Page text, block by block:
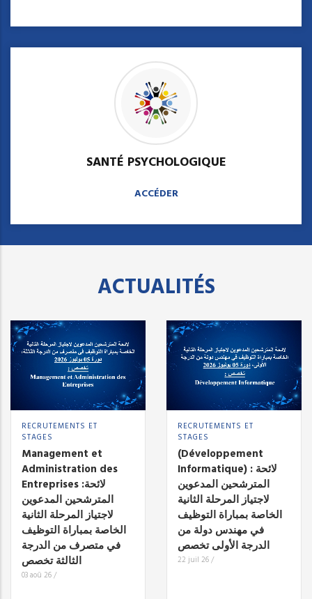
SANTÉ PSYCHOLOGIQUE
ACCÉDER
ACTUALITÉS
RECRUTEMENTS ET
STAGES
Management et
Administration des
Entreprises :لائحة
المترشحين المدعوين
لاجتياز المرحلة الثانية
الخاصة بمباراة التوظيف
في متصرف من الدرجة
الثالثة تخصص
03 aoû 26/
RECRUTEMENTS ET
STAGES
(Développement
Informatique) : لائحة
المترشحين المدعوين
لاجتياز المرحلة الثانية
الخاصة بمباراة التوظيف
في مهندس دولة من
الدرجة الأولى تخصص
22 juil 26/